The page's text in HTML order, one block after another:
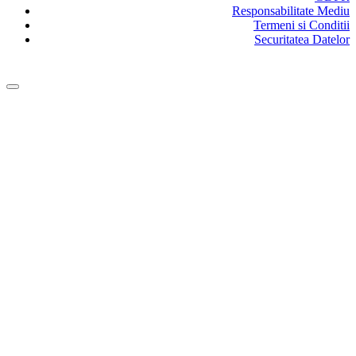
Responsabilitate Mediu
Termeni si Conditii
Securitatea Datelor